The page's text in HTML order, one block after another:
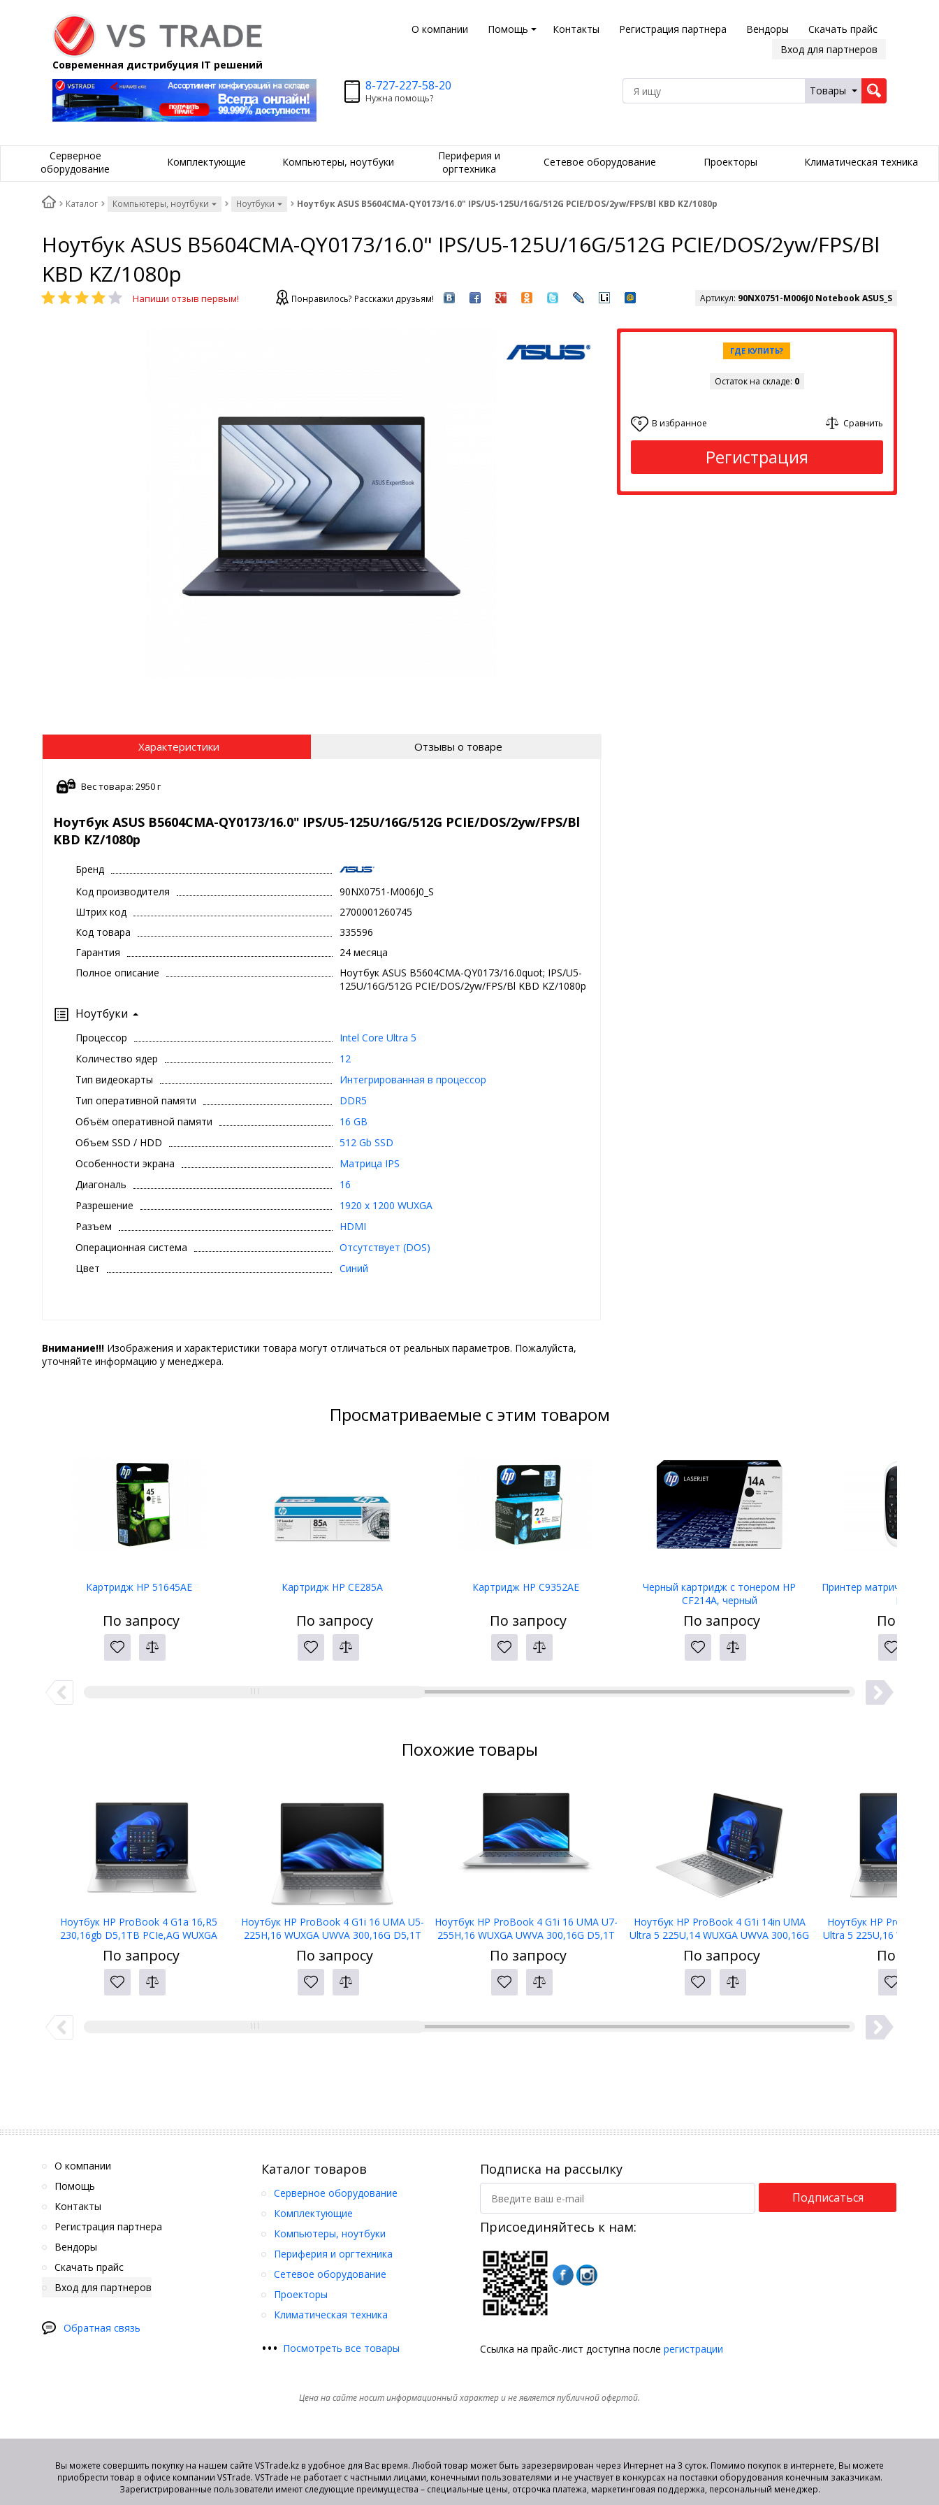
О компании Помощь Контакты Регистрация партнера Вендоры
Скачать прайс
Вход для партнеров
Современная дистрибуция IT решений
8-727-227-58-20
Нужна помощь?
Товары
Серверное
оборудование
Комплектующие Компьютеры, ноутбуки
Периферия и
оргтехника
Сетевое оборудование Проекторы Климатическая техника
Каталог Компьютеры, ноутбуки Ноутбуки Ноутбук ASUS B5604CMA-QY0173/16.0" IPS/U5-125U/16G/512G PCIE/DOS/2yw/FPS/Bl KBD KZ/1080p
Ноутбук ASUS B5604CMA-QY0173/16.0" IPS/U5-125U/16G/512G PCIE/DOS/2yw/FPS/Bl
KBD KZ/1080p
Напиши отзыв первым! Понравилось? Расскажи друзьям! Артикул: 90NX0751-M006J0 Notebook ASUS_S
ГДЕ КУПИТЬ?
Остаток на складе: 0
0 В избранное Сравнить
Регистрация
Характеристики Отзывы о товаре
Вес товара: 2950 г
Ноутбук ASUS B5604CMA-QY0173/16.0" IPS/U5-125U/16G/512G PCIE/DOS/2yw/FPS/Bl
KBD KZ/1080p
Бренд
Код производителя
90NX0751-M006J0_S
Штрих код
2700001260745
Код товара
335596
Гарантия
24 месяца
Полное описание
Ноутбук ASUS B5604CMA-QY0173/16.0quot; IPS/U5-
125U/16G/512G PCIE/DOS/2yw/FPS/Bl KBD KZ/1080p
Ноутбуки
Процессор
Intel Core Ultra 5
Количество ядер
12
Тип видеокарты
Интегрированная в процессор
Тип оперативной памяти
DDR5
Объём оперативной памяти
16 GB
Объем SSD / HDD
512 Gb SSD
Особенности экрана
Матрица IPS
Диагональ
16
Разрешение
1920 x 1200 WUXGA
Разъем
HDMI
Операционная система
Отсутствует (DOS)
Цвет
Синий
Внимание!!! Изображения и характеристики товара могут отличаться от реальных параметров. Пожалуйста,
уточняйте информацию у менеджера.
Просматриваемые с этим товаром
Картридж HP 51645AE
По запросу
Картридж HP CE285A
По запросу
Картридж HP C9352AE
По запросу
Черный картридж с тонером HP
CF214A, черный
По запросу
Принтер матричный
LW-400
По
Похожие товары
Ноутбук HP ProBook 4 G1a 16,R5
230,16gb D5,1TB PCIe,AG WUXGA
300,5mp IR,W11P,1yw,kbd bl
По запросу
Ноутбук HP ProBook 4 G1i 16 UMA U5-
225H,16 WUXGA UWVA 300,16G D5,1T
PCIe,W11p6,1yw,5MP IR,Bl kbd
KZ,WiFi7+BT5.4
По запросу
Ноутбук HP ProBook 4 G1i 16 UMA U7-
255H,16 WUXGA UWVA 300,16G D5,1T
PCIe,W11p6,1yw,5MP IR,Bl kbd
KZ,WiFi7+BT5.4
По запросу
Ноутбук HP ProBook 4 G1i 14in UMA
Ultra 5 225U,14 WUXGA UWVA 300,16G
D5,512G PCIe,W11p64,3yw,5MP IR,Bl
kbd
По запросу
Ноутбук HP ProBook 4
Ultra 5 225U,16 WUXGA
D5,512G По
О компании
Помощь
Контакты
Регистрация партнера
Вендоры
Скачать прайс
Вход для партнеров
Обратная связь
Каталог товаров
Серверное оборудование
Комплектующие
Компьютеры, ноутбуки
Периферия и оргтехника
Сетевое оборудование
Проекторы
Климатическая техника
••• Посмотреть все товары
Подписка на рассылку
Подписаться
Присоединяйтесь к нам:
Ссылка на прайс-лист доступна после регистрации
Цена на сайте носит информационный характер и не является публичной офертой.
Вы можете совершить покупку на нашем сайте VSTrade.kz в удобное для Вас время. Любой товар может быть зарезервирован через Интернет на 3 суток. Помимо покупок в интернете, Вы можете
приобрести товар в офисе компании VSTrade. VSTrade не работает с частными лицами, конечными пользователями и не участвует в конкурсах на поставки оборудования конечным заказчикам.
Зарегистрированные пользователи имеют следующие преимущества – специальные цены, отсрочка платежа, маркетинговая поддержка, персональный менеджер.